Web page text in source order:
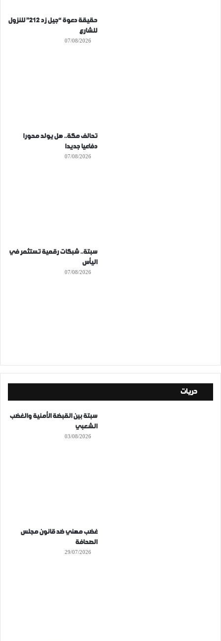
حقيقة دعوة “جيل زد 212” للنزول
للشارع
07/08/2026
تحالف مكة.. هل يولد محورا
دفاعيا جديدا
07/08/2026
سبتة.. شبكات رقمية تستثمر في
اليأس
07/08/2026
حريات
سبتة بين القبضة الأمنية والغضب
الشعبي
03/08/2026
غضب مهني ضد قانون مجلس
الصحافة
29/07/2026